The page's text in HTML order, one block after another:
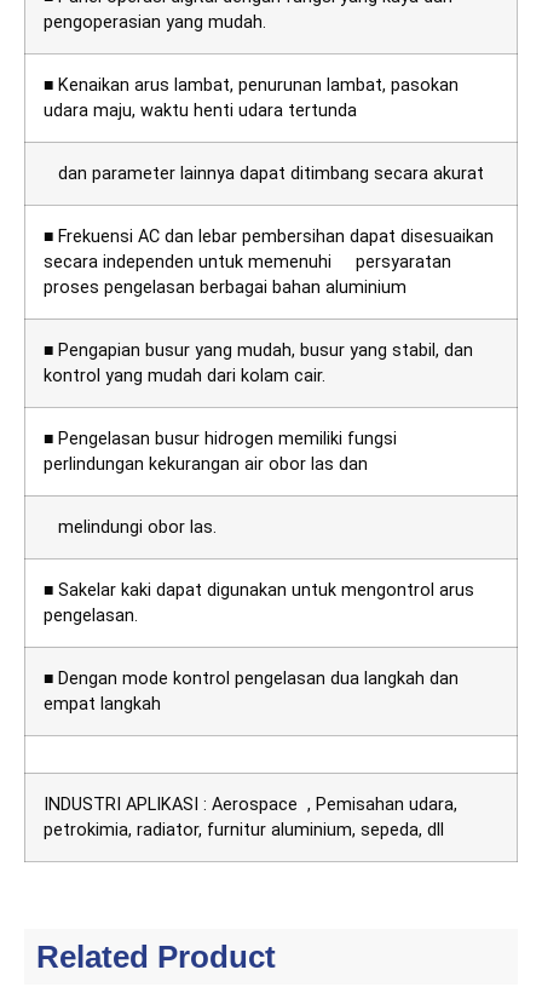
pengoperasian yang mudah.
■ Kenaikan arus lambat, penurunan lambat, pasokan
udara maju, waktu henti udara tertunda
dan parameter lainnya dapat ditimbang secara akurat
■ Frekuensi AC dan lebar pembersihan dapat disesuaikan
secara independen untuk memenuhi persyaratan
proses pengelasan berbagai bahan aluminium
■ Pengapian busur yang mudah, busur yang stabil, dan
kontrol yang mudah dari kolam cair.
■ Pengelasan busur hidrogen memiliki fungsi
perlindungan kekurangan air obor las dan
melindungi obor las.
■ Sakelar kaki dapat digunakan untuk mengontrol arus
pengelasan.
■ Dengan mode kontrol pengelasan dua langkah dan
empat langkah
INDUSTRI APLIKASI : Aerospace , Pemisahan udara,
petrokimia, radiator, furnitur aluminium, sepeda, dll
Related Product